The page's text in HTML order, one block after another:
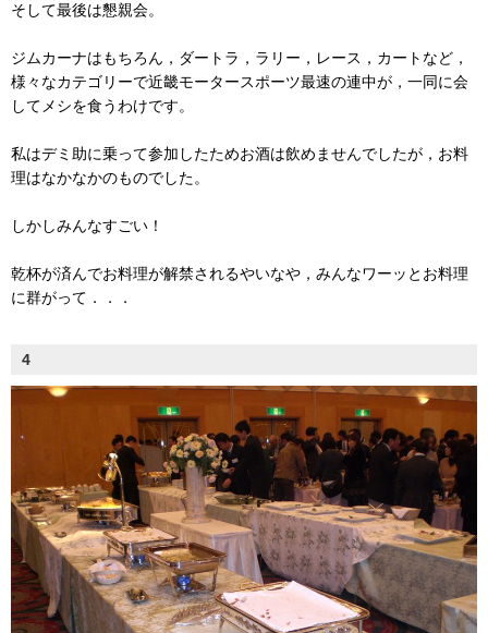
そして最後は懇親会。
ジムカーナはもちろん，ダートラ，ラリー，レース，カートなど，
様々なカテゴリーで近畿モータースポーツ最速の連中が，一同に会
してメシを食うわけです。
私はデミ助に乗って参加したためお酒は飲めませんでしたが，お料
理はなかなかのものでした。
しかしみんなすごい！
乾杯が済んでお料理が解禁されるやいなや，みんなワーッとお料理
に群がって．．．
4